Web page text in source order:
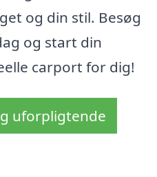
og din stil. Besøg
og start din
carport for dig!
uforpligtende